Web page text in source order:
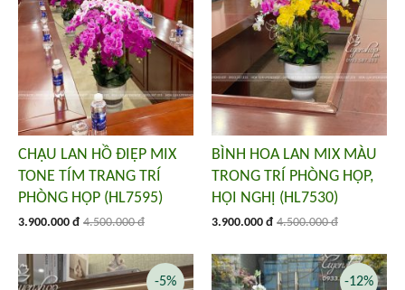
CHẬU LAN HỒ ĐIỆP MIX
TONE TÍM TRANG TRÍ
PHÒNG HỌP (HL7595)
3.900.000 đ 4.500.000 đ
BÌNH HOA LAN MIX MÀU
TRONG TRÍ PHÒNG HỌP,
HỘI NGHỊ (HL7530)
3.900.000 đ 4.500.000 đ
-5% -12%